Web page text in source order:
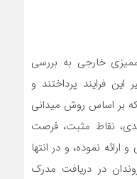
خارجی به بررسی
فرایند پرداختند و
که بر اساس روش میدانی
نقاط مثبت، فرصت
نموده، و در انتها
در دریافت مدرک